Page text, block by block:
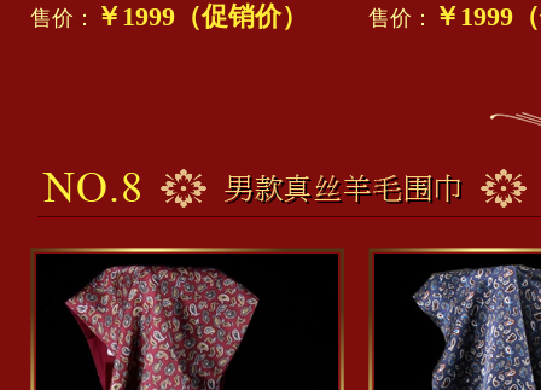
售价： ￥1999（促销价） 售价： ￥1999